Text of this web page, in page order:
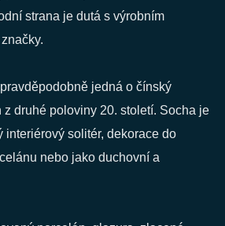
strana je dutá s výrobním
jedná o čínský
druhé poloviny 20. století. Socha je
interiérový solitér, dekorace do
nebo jako duchovní a